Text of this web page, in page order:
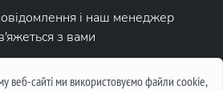
веб-сайті ми використовуємо файли cookie,
і наш менеджер
з вами
повідомлення